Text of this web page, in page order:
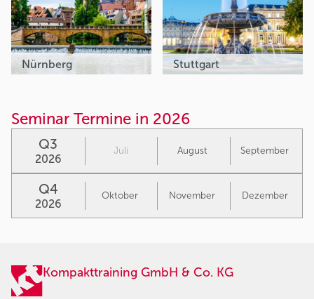
Nürnberg Stuttgart
Seminar Termine in 2026
Q3
2026
Juli August September
Q4
2026
Oktober November Dezember
Kompakttraining GmbH & Co. KG